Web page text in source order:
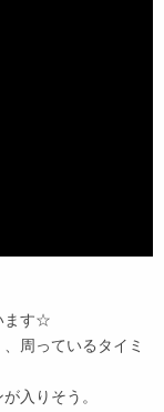
ます☆
周っているタイミ
入りそう。